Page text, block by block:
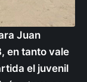
Juan
en tanto vale
el juvenil